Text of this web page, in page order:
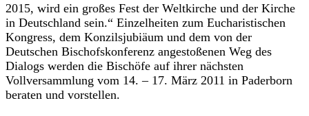
2015, wird ein großes Fest der Weltkirche und der Kirche
in Deutschland sein.“ Einzelheiten zum Eucharistischen
Kongress, dem Konzilsjubiäum und dem von der
Deutschen Bischofskonferenz angestoßenen Weg des
Dialogs werden die Bischöfe auf ihrer nächsten
Vollversammlung vom 14. – 17. März 2011 in Paderborn
beraten und vorstellen.